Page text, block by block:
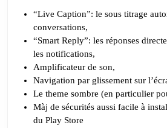
“Live Caption”: le sous titrage
conversations,
“Smart Reply”: les réponses
les notifications,
Amplificateur de son,
Navigation par glissement sur
Le theme sombre (en particulier
Màj de sécurités aussi facile à
du Play Store